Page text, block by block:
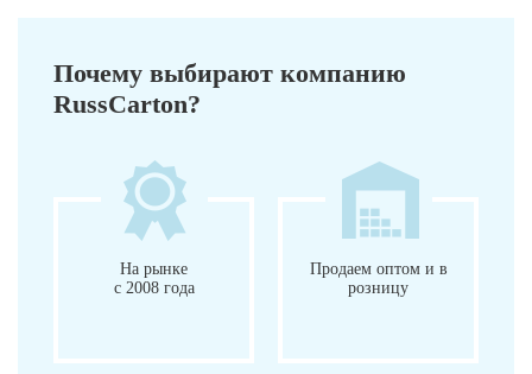
Почему выбирают компанию
RussCarton?
На рынке
с 2008 года
Продаем оптом и в
розницу